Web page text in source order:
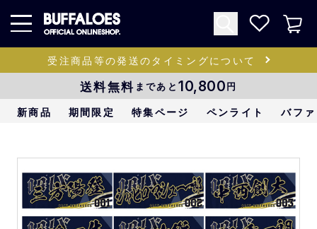
受注商品等の発送のタイミングについて
送料無料 まであと 10,800円
新商品 期間限定 特集ページ ペンライト バフ